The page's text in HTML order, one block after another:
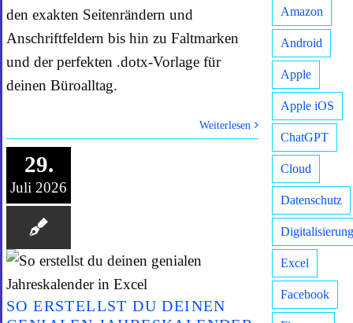
den exakten Seitenrändern und
Anschriftfeldern bis hin zu Faltmarken
und der perfekten .dotx-Vorlage für
deinen Büroalltag.
Weiterlesen
29.
Juli 2026
SO ERSTELLST DU DEINEN
Amazon
Android
Apple
Apple iOS
ChatGPT
Cloud
Datenschutz
Digitalisierung
Excel
Facebook